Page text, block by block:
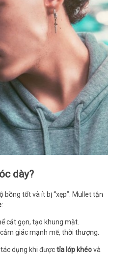
dày?
bồng tốt và ít bị “xẹp”. Mullet tận
:
cắt gọn, tạo khung mặt.
giác mạnh mẽ, thời thượng.
dụng khi đượctỉa lớp khéovà